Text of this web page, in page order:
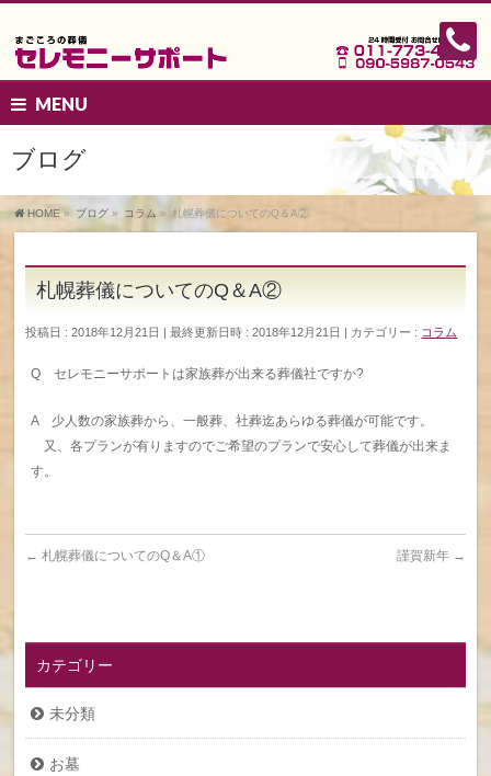
MENU
ブログ
HOME» ブログ » コラム » 札幌葬儀についてのQ＆A②
札幌葬儀についてのQ＆A②
投稿日 : 2018年12月21日 最終更新日時 : 2018年12月21日 カテゴリー : コラム
Q セレモニーサポートは家族葬が出来る葬儀社ですか?
A 少人数の家族葬から、一般葬、社葬迄あらゆる葬儀が可能です。
又、各プランが有りますのでご希望のプランで安心して葬儀が出来ま
す。
← 札幌葬儀についてのQ＆A① 謹賀新年 →
カテゴリー
未分類
お墓